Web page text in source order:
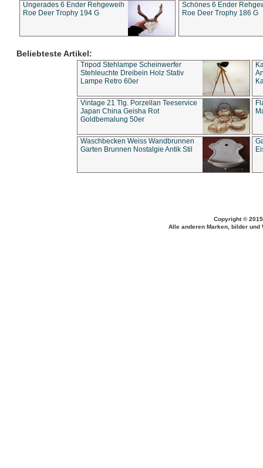
Ungerades 6 Ender Rehgeweih
Roe Deer Trophy 194 G
Schönes 6 Ender
Roe Deer Trophy 186 G
Beliebteste Artikel:
Tripod Stehlampe Scheinwerfer
Stehleuchte Dreibein Holz Stativ
Lampe Retro 60er
Vintage 21 Tlg. Porzellan Teeservice
Japan China Geisha Rot
Goldbemalung 50er
Waschbecken Weiss Wandbrunnen
Garten Brunnen Nostalgie Antik Stil
Copyright ©
Alle anderen Marken, bilder und